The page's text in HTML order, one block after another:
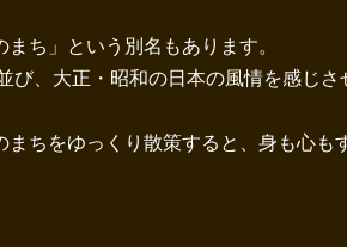
ち」という別名もあります。
び、大正・昭和の日本の風情を感じさ
ちをゆっくり散策すると、身も心も